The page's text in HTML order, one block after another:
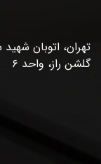
تهران، اتوبان
گلشن راز، واحد ۶